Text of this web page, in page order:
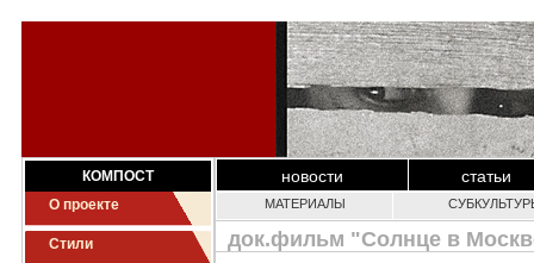
КОМПОСТ
О проекте
Стили
новости статьи
МАТЕРИАЛЫ
док.фильм "Солнце в